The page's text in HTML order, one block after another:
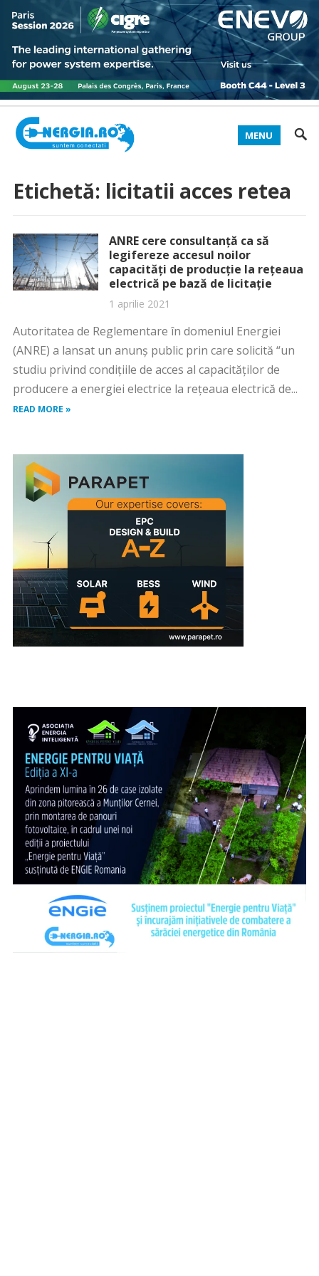
MENU
Etichetă: licitatii acces retea
ANRE cere consultanță ca să
legifereze accesul noilor
capacități de producție la rețeaua
electrică pe bază de licitație
1 aprilie 2021
Autoritatea de Reglementare în domeniul Energiei
(ANRE) a lansat un anunș public prin care solicită “un
studiu privind condiţiile de acces al capacităților de
producere a energiei electrice la rețeaua electrică de...
READ MORE »